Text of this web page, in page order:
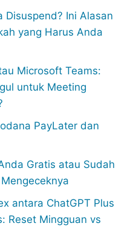
Disuspend? Ini Alasan
yang Harus Anda
Microsoft Teams:
untuk Meeting
PayLater dan
Gratis atau Sudah
antara ChatGPT Plus
Reset Mingguan vs